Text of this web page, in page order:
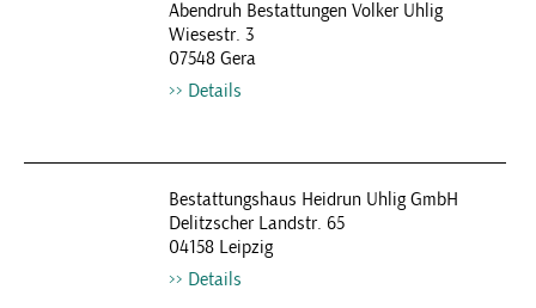
Abendruh Bestattungen Volker Uhlig
Wiesestr. 3
07548 Gera
Details
Bestattungshaus Heidrun Uhlig GmbH
Delitzscher Landstr. 65
04158 Leipzig
Details